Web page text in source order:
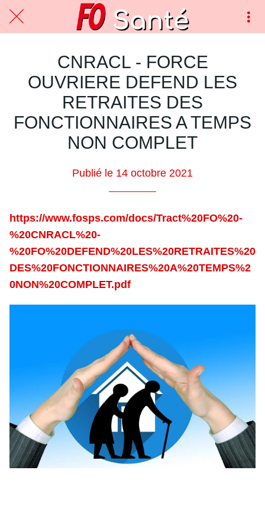
CNRACL - FORCE
OUVRIERE DEFEND LES
RETRAITES DES
FONCTIONNAIRES A TEMPS
NON COMPLET
Publié le 14 octobre 2021
https://www.fosps.com/docs/Tract%20FO%20-
%20CNRACL%20-
%20FO%20DEFEND%20LES%20RETRAITES%20
DES%20FONCTIONNAIRES%20A%20TEMPS%2
0NON%20COMPLET.pdf